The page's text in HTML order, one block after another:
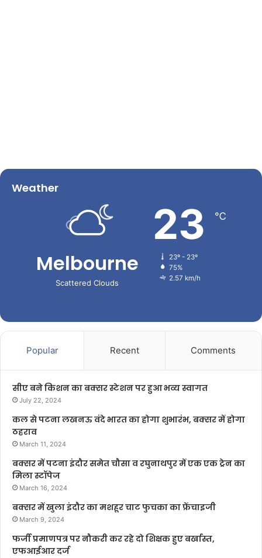
Weather
Melbourne
Scattered Clouds
23 ℃
23º - 23º
75%
2.57 km/h
Popular Recent Comments
सीए बने किशन का बक्सर स्टेशन पर हुआ भव्य स्वागत
July 22, 2024
कल से पटना लखनऊ वंदे भारत का होगा शुभारंभ, बक्सर में होगा
ठहराव
March 11, 2024
बक्सर में पटना इंदौर समेत चौसा व रघुनाथपुर में एक एक ट्रेन का
मिला स्टॉपेज
March 16, 2024
बक्सर में खुला इंदौर का मशहूर चाट फुचका का फ्रेंचाइजी
March 9, 2024
फर्जी प्रमाणपत्र पर नौकरी कर रहे दो शिक्षक हुए बर्खास्त,
एफआईआर दर्ज